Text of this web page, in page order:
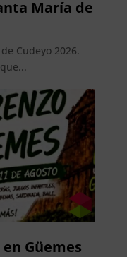
María de
Cudeyo 2026.
Güemes